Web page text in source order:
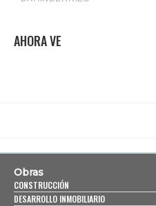
AHORA VE
Obras
CONSTRUCCIÓN
DESARROLLO INMOBILIARIO